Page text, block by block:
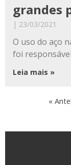
grandes
23/03/2021
O uso do aço
foi
Leia mais »
«